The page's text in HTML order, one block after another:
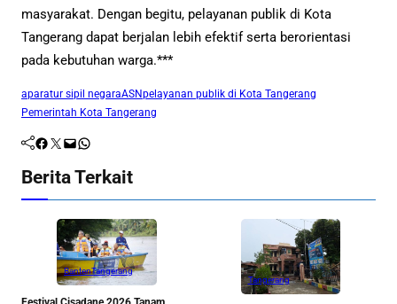
masyarakat. Dengan begitu, pelayanan publik di Kota
Tangerang dapat berjalan lebih efektif serta berorientasi
pada kebutuhan warga.***
aparatur sipil negaraASNpelayanan publik di Kota Tangerang
Pemerintah Kota Tangerang
Facebook Twitter Mail WhatsApp
Berita Terkait
BantenTangerang
Tangerang